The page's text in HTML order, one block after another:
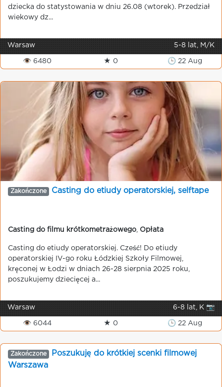
dziecka do statystowania w dniu 26.08 (wtorek). Przedział
wiekowy dz...
Warsaw 5-8 lat, M/K
👁 6480 ★ 0 🕒 22 Aug
Zakończone Casting do etiudy operatorskiej, selftape
Casting do filmu krótkometrażowego Opłata
Casting do etiudy operatorskiej. Cześć! Do etiudy
operatorskiej IV-go roku Łódzkiej Szkoły Filmowej,
kręconej w Łodzi w dniach 26-28 sierpnia 2025 roku,
poszukujemy dziecięcej a...
Warsaw 6-8 lat, K 📷
👁 6044 ★ 0 🕒 22 Aug
Zakończone
Poszukuję do krótkiej scenki filmowej
Warszawa